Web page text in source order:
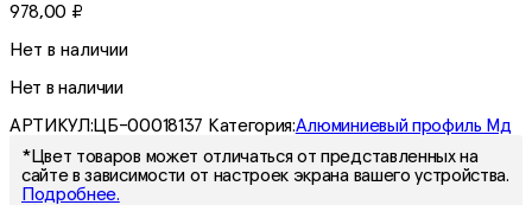
978,00 ₽
Нет в наличии
Нет в наличии
АРТИКУЛ:ЦБ-00018137 Категория:Алюминиевый профиль Мд
*Цвет товаров может отличаться от представленных на
сайте в зависимости от настроек экрана вашего устройства.
Подробнее.